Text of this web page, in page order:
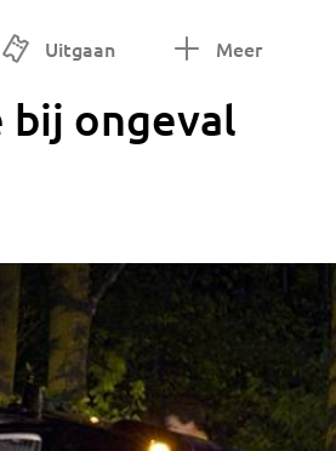
Uitgaan Meer
bij ongeval